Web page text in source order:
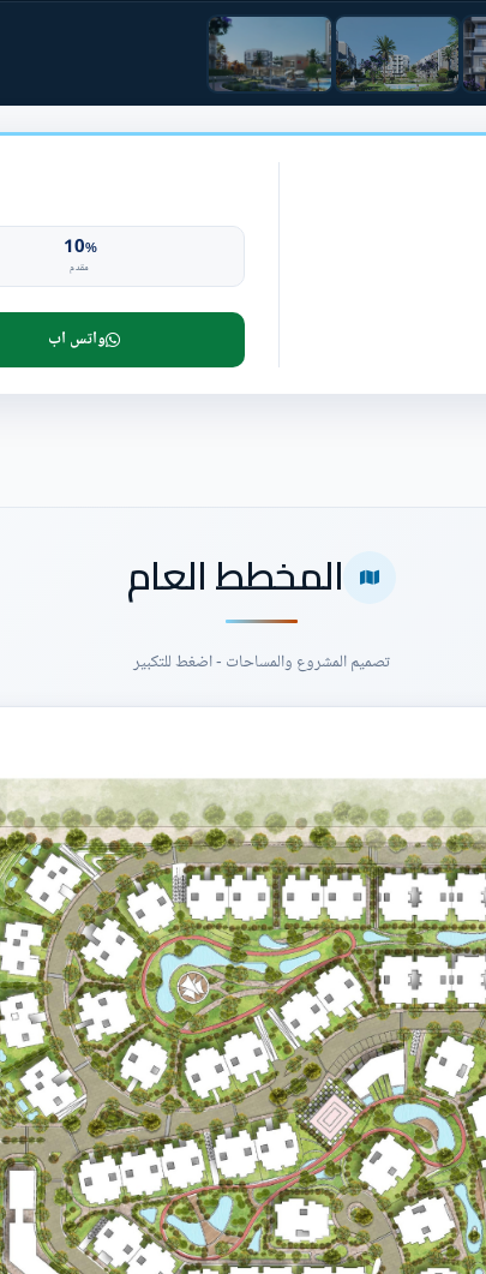
10%
مقدم
واتس اب
المخطط العام
تصميم المشروع والمساحات - اضغط للتكبير